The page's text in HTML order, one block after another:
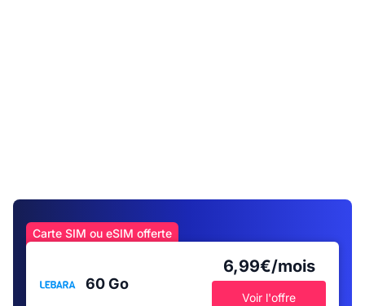
Carte SIM ou eSIM offerte
60 Go
6,99€/mois
Voir l'offre